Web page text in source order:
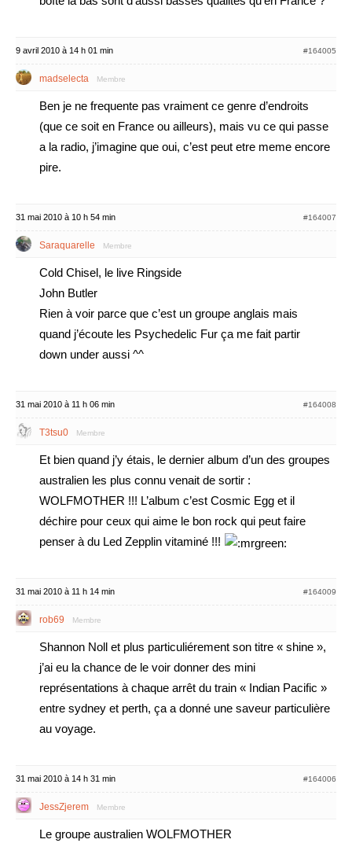
9 avril 2010 à 14 h 01 min #164005
madselecta Membre
Ben je ne frequente pas vraiment ce genre d’endroits
(que ce soit en France ou ailleurs), mais vu ce qui passe
a la radio, j’imagine que oui, c’est peut etre meme encore
pire.
31 mai 2010 à 10 h 54 min #164007
Saraquarelle Membre
Cold Chisel, le live Ringside
John Butler
Rien à voir parce que c’est un groupe anglais mais
quand j’écoute les Psychedelic Fur ça me fait partir
down under aussi ^^
31 mai 2010 à 11 h 06 min #164008
T3tsu0 Membre
Et bien quand j’y étais, le dernier album d’un des groupes
australien les plus connu venait de sortir :
WOLFMOTHER !!! L’album c’est Cosmic Egg et il
déchire pour ceux qui aime le bon rock qui peut faire
penser à du Led Zepplin vitaminé !!!
31 mai 2010 à 11 h 14 min #164009
rob69 Membre
Shannon Noll et plus particuliérement son titre « shine »,
j’ai eu la chance de le voir donner des mini
représentations à chaque arrêt du train « Indian Pacific »
entre sydney et perth, ça a donné une saveur particulière
au voyage.
31 mai 2010 à 14 h 31 min #164006
JessZjerem Membre
Le groupe australien WOLFMOTHER